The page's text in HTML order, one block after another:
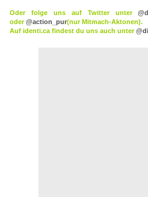
Oder folge uns auf Twitter unter
oder@action_pur(nur Mitmach-Aktonen).
Auf identi.ca findest du uns auch unter